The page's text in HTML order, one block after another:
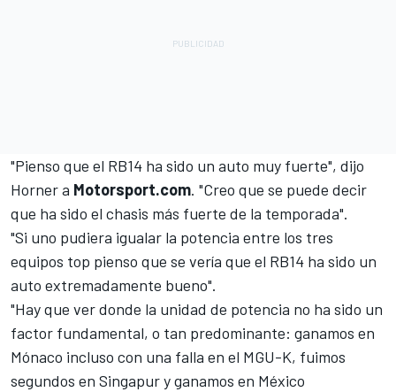
"Pienso que el RB14 ha sido un auto muy fuerte", dijo
Horner a Motorsport.com. "Creo que se puede decir
que ha sido el chasis más fuerte de la temporada".
"Si uno pudiera igualar la potencia entre los tres
equipos top pienso que se vería que el RB14 ha sido un
auto extremadamente bueno".
"Hay que ver donde la unidad de potencia no ha sido un
factor fundamental, o tan predominante: ganamos en
Mónaco incluso con una falla en el MGU-K, fuimos
segundos en Singapur y ganamos en México